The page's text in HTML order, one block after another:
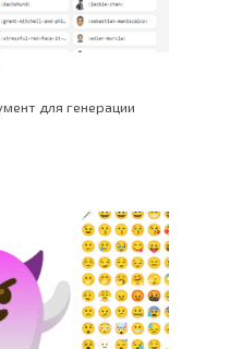
для генерации